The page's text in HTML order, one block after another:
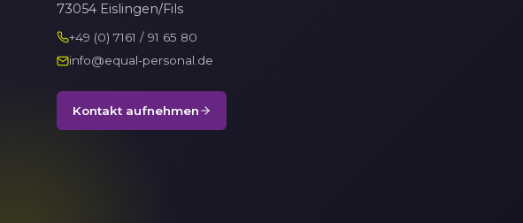
73054 Eislingen/Fils
+49 (0) 7161 / 91 65 80
info@equal-personal.de
Kontakt aufnehmen